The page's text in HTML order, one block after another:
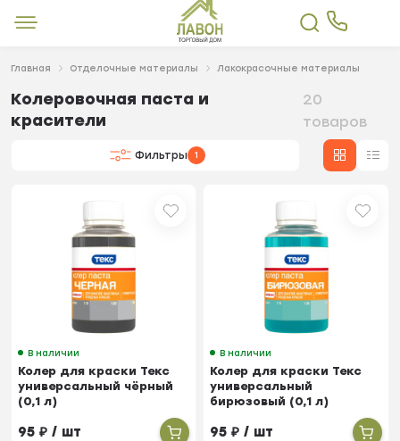
Главная Отделочные материалы Лакокрасочные материалы
Колеровочная паста и
красители
20
товаров
Фильтры 1
В наличии
Колер для краски Текс
универсальный чёрный
(0,1 л)
95₽ / шт
В наличии
Колер для краски Текс
универсальный
бирюзовый (0,1 л)
95₽ / шт